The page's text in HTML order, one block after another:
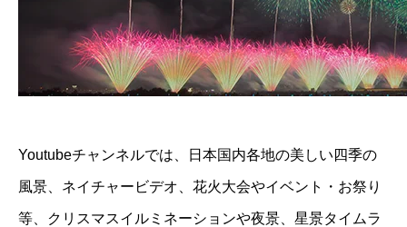
Youtubeチャンネルでは、日本国内各地の美しい四季の
風景、ネイチャービデオ、花火大会やイベント・お祭り
等、クリスマスイルミネーションや夜景、星景タイムラ